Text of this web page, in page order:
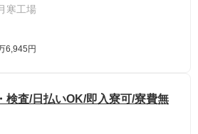
寒工場
6,945円
検査/日払いOK/即入寮可/寮費無